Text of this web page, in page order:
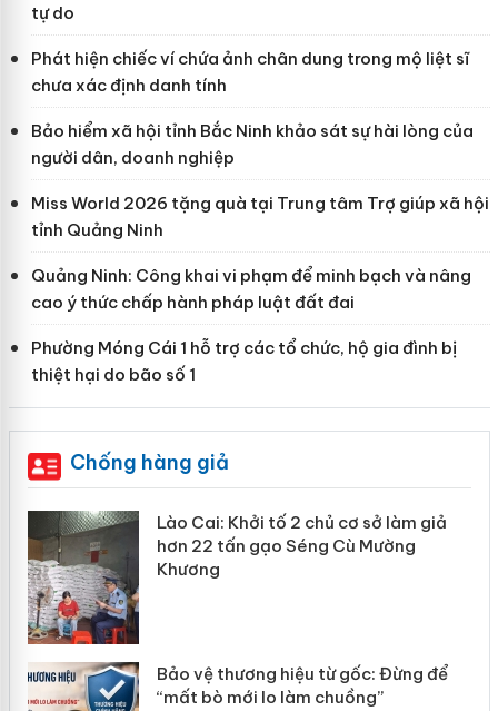
tự do
Phát hiện chiếc ví chứa ảnh chân dung trong mộ liệt sĩ
chưa xác định danh tính
Bảo hiểm xã hội tỉnh Bắc Ninh khảo sát sự hài lòng của
người dân, doanh nghiệp
Miss World 2026 tặng quà tại Trung tâm Trợ giúp xã hội
tỉnh Quảng Ninh
Quảng Ninh: Công khai vi phạm để minh bạch và nâng
cao ý thức chấp hành pháp luật đất đai
Phường Móng Cái 1 hỗ trợ các tổ chức, hộ gia đình bị
thiệt hại do bão số 1
Chống hàng giả
Lào Cai: Khởi tố 2 chủ cơ sở làm giả
hơn 22 tấn gạo Séng Cù Mường
Khương
Bảo vệ thương hiệu từ gốc: Đừng để
“mất bò mới lo làm chuồng”